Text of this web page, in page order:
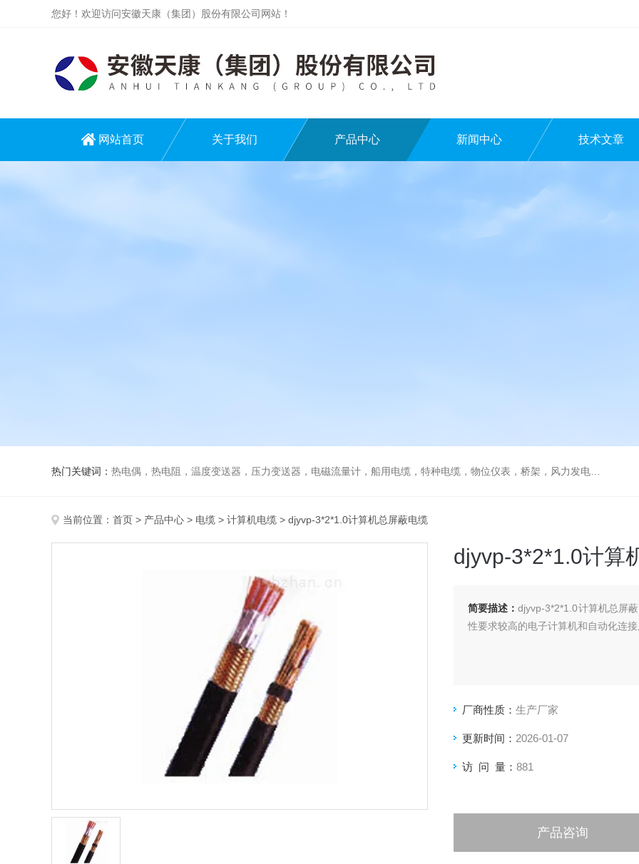
您好！欢迎访问安徽天康（集团）股份有限公司网站！
网站首页 关于我们 产品中心 新闻中心 技术文章
热门关键词： 热电偶，热电阻，温度变送器，压力变送器，电磁流量计，船用电缆，特种电缆，物位仪表，桥架，风力发电用电缆
当前位置： 首页 > 产品中心 > 电缆 > 计算机电缆 > djyvp-3*2*1.0计算机总屏蔽电缆
djyvp-3*2*1.0计算
简要描述：djyvp-3*2*1.0计算机总屏
性要求较高的电子计算机和自动化连接
厂商性质： 生产厂家
更新时间： 2026-01-07
访 问 量： 881
产品咨询